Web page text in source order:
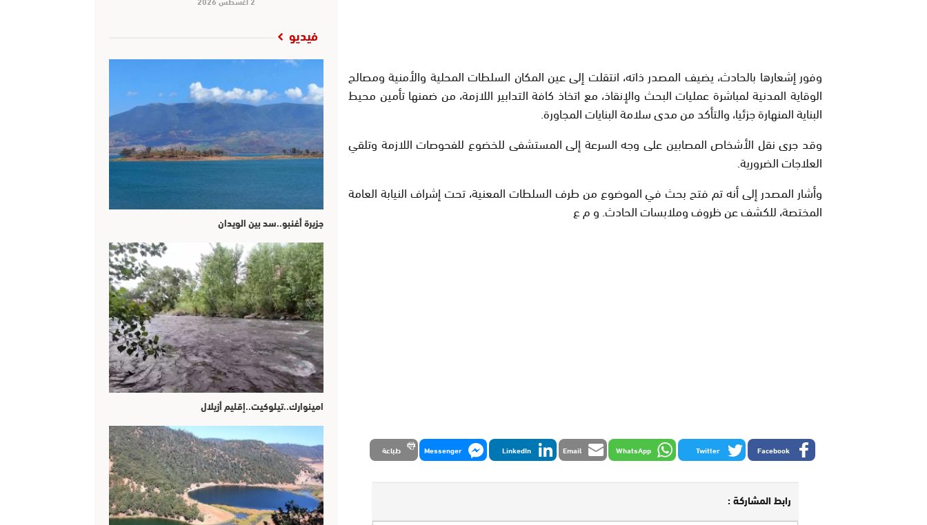
وفور إشعارها بالحادث، يضيف المصدر ذاته، انتقلت إلى عين المكان السلطات المحلية والأمنية ومصالح
الوقاية المدنية لمباشرة عمليات البحث والإنقاذ، مع اتخاذ كافة التدابير اللازمة، من ضمنها تأمين محيط
البناية المنهارة جزئيا، والتأكد من مدى سلامة البنايات المجاورة.
وقد جرى نقل الأشخاص المصابين على وجه السرعة إلى المستشفى للخضوع للفحوصات اللازمة وتلقي
العلاجات الضرورية.
وأشار المصدر إلى أنه تم فتح بحث في الموضوع من طرف السلطات المعنية، تحت إشراف النيابة العامة
المختصة، للكشف عن ظروف وملابسات الحادث. و م ع
Facebook
Twitter
WhatsApp
Email
LinkedIn
Messenger طباعة
رابط المشاركة :
فيديو
جزيرة أغنبو..سد بين الويدان
امينوارك..تيلوكيت..إقليم أزيلال